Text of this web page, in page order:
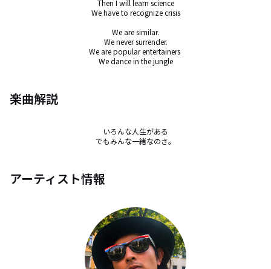
Then I will learn science
We have to recognize crisis
We are similar.
We never surrender.
We are popular entertainers
We dance in the jungle
楽曲解説
いろんな人生がある
でもみんな一緒なのさ。
アーティスト情報